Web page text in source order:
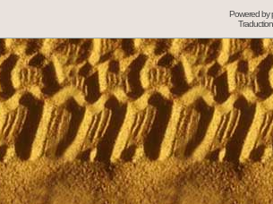
Powered by